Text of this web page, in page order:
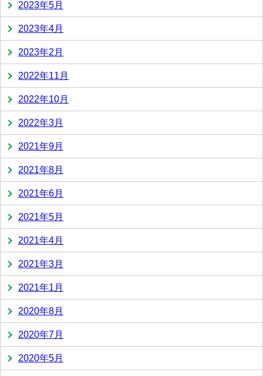
2023年5月
2023年4月
2023年2月
2022年11月
2022年10月
2022年3月
2021年9月
2021年8月
2021年6月
2021年5月
2021年4月
2021年3月
2021年1月
2020年8月
2020年7月
2020年5月